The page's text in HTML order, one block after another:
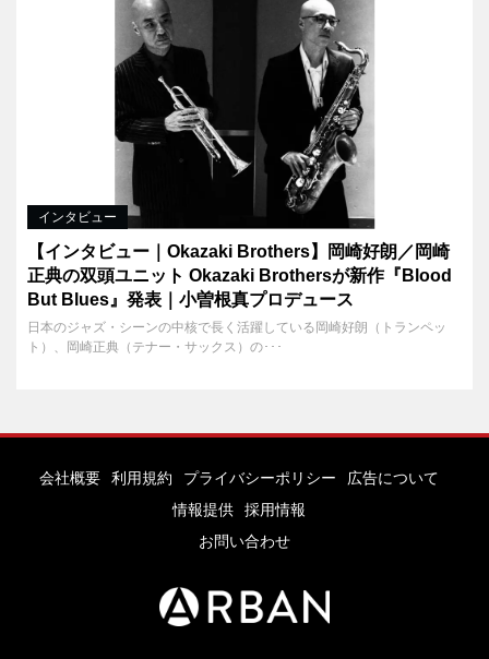
インタビュー
【インタビュー｜Okazaki Brothers】岡崎好朗／岡崎
正典の双頭ユニット Okazaki Brothersが新作『Blood
But Blues』発表｜小曽根真プロデュース
日本のジャズ・シーンの中核で長く活躍している岡崎好朗（トランペッ
ト）、岡崎正典（テナー・サックス）の･･･
会社概要 利用規約 プライバシーポリシー
広告について
情報提供
採用情報
お問い合わせ